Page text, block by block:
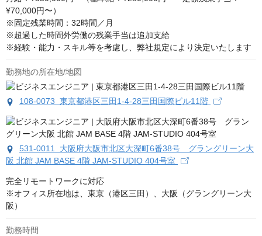
¥70,000円〜）
※固定残業時間：32時間／月
※超過した時間外労働の残業手当は追加支給
※経験・能力・スキル等を考慮し、弊社規定により決定いたします
勤務地の所在地/地図
108-0073 東京都港区三田1-4-28三田国際ビル11階
531-0011 大阪府大阪市北区大深町6番38号 グラングリーン大
阪 北館 JAM BASE 4階 JAM-STUDIO 404号室
完全リモートワークに対応
※オフィス所在地は、東京（港区三田）、大阪（グラングリーン大
阪）
勤務時間